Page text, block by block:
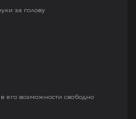
за голову
его возможности свободно